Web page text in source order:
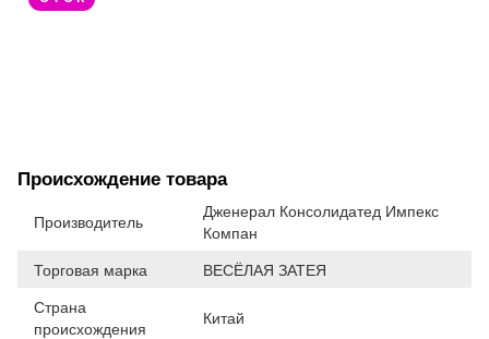
Происхождение товара
Производитель
Дженерал Консолидатед Импекс
Компан
Торговая марка ВЕСЁЛАЯ ЗАТЕЯ
Страна
происхождения
Китай